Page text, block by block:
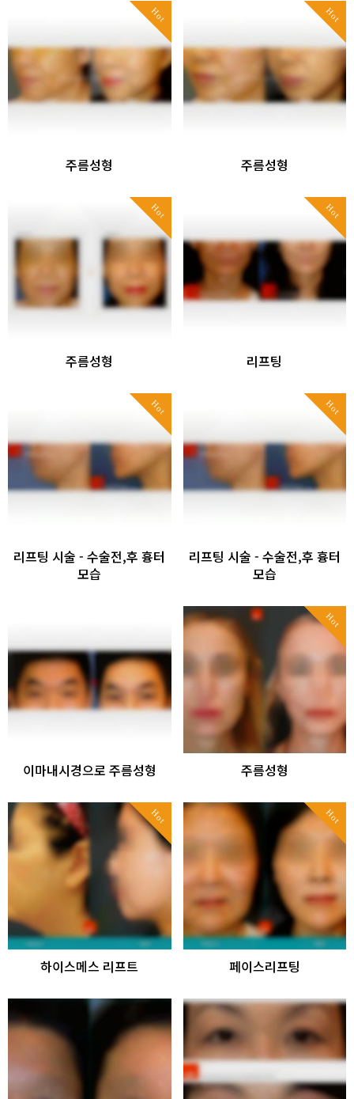
Hot
주름성형
Hot
주름성형
Hot
주름성형
Hot
리프팅
Hot
리프팅 시술 - 수술전,후 흉터
모습
Hot
리프팅 시술 - 수술전,후 흉터
모습
이마내시경으로 주름성형
Hot
주름성형
Hot
하이스메스 리프트
Hot
페이스리프팅